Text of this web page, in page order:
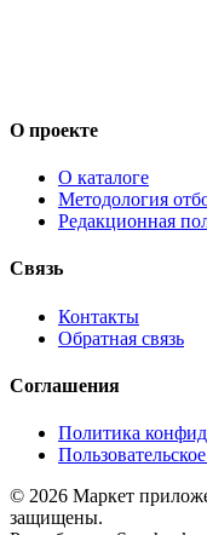
О проекте
О каталоге
Методология
Редакционная
Связь
Контакты
Обратная связь
Соглашения
Политика
© 2026 Маркет
защищены.